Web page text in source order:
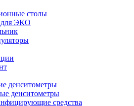
столы
ЭКО
денситометры
денситометры
средства